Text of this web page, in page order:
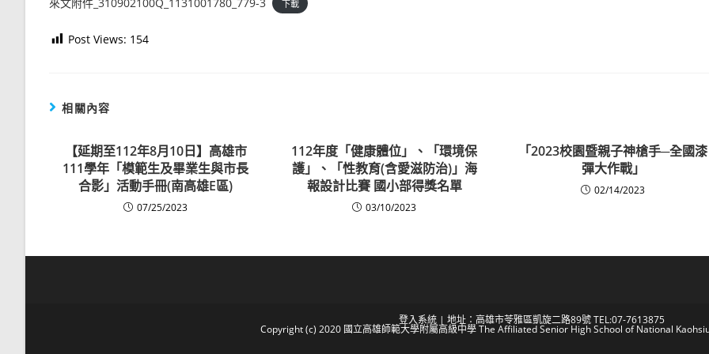
下載
Post Views: 154
相關內容
【延期至112年8月10日】高雄市
111學年「模範生及畢業生與市長
合影」活動手冊(南高雄E區)
07/25/2023
112年度「健康體位」、「環境保
護」、「性教育(含愛滋防治)」海
報設計比賽 國小部得獎名單
03/10/2023
「2023校園暨親子神槍手─全國漆
彈大作戰」
02/14/2023
登入系統 | 地址：高雄市苓雅區凱旋二路89號 TEL:07-7613875
Copyright (c) 2020 國立高雄師範大學附屬高級中學 The Affiliated Senior High School of National